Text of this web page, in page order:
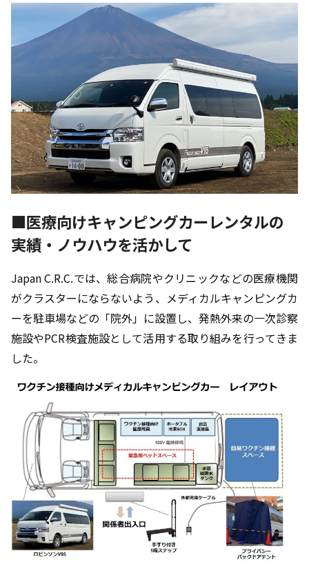
■医療向けキャンピングカーレンタルの
実績・ノウハウを活かして
Japan C.R.C.では、総合病院やクリニックなどの医療機関
がクラスターにならないよう、メディカルキャンピングカ
ーを駐車場などの「院外」に設置し、発熱外来の一次診察
施設やPCR検査施設として活用する取り組みを行ってきま
した。